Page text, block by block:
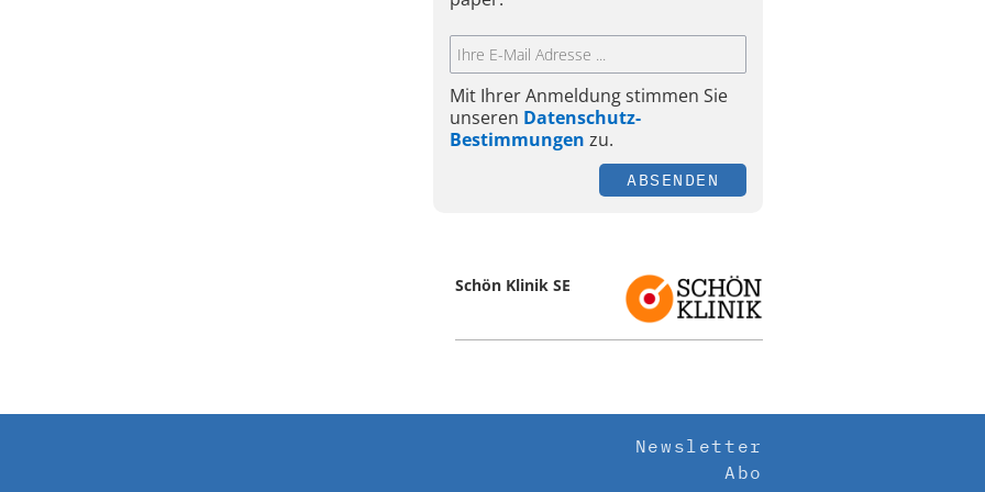
Mit Ihrer Anmeldung stimmen Sie
unseren Datenschutz-
Bestimmungen zu.
ABSENDEN
Schön Klinik SE
Newsletter
Abo